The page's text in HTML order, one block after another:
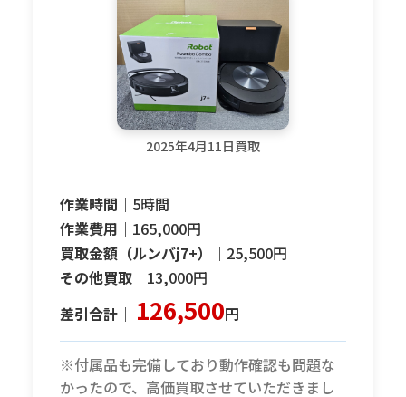
2025年4月11日買取
作業時間｜ 5時間
作業費用｜ 165,000円
買取金額（ルンバj7+）｜ 25,500円
その他買取｜ 13,000円
差引合計｜ 126,500円
※付属品も完備しており動作確認も問題な
かったので、高価買取させていただきまし